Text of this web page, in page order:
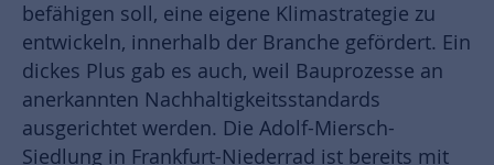
befähigen soll, eine eigene Klimastrategie zu
entwickeln, innerhalb der Branche gefördert. Ein
dickes Plus gab es auch, weil Bauprozesse an
anerkannten Nachhaltigkeitsstandards
ausgerichtet werden. Die Adolf-Miersch-
Siedlung in Frankfurt-Niederrad ist bereits mit